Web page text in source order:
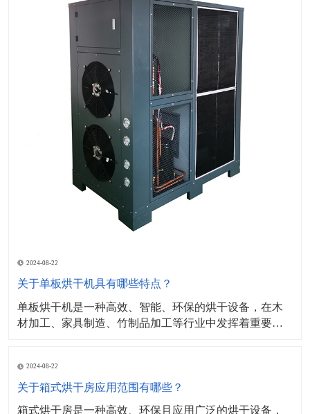
2024-08-22
关于单板烘干机具有哪些特点？
单板烘干机是一种高效、智能、环保的烘干设备，在木
材加工、家具制造、竹制品加工等行业中发挥着重要作
产生热量，并将热量传递给单板，同时，设备内部的风
机或通风系统会产生气流，将单板表面的湿气带走，形
成对流，加
2024-08-22
关于箱式烘干房应用范围有哪些？
箱式烘干房是一种高效、环保且应用广泛的烘干设备，